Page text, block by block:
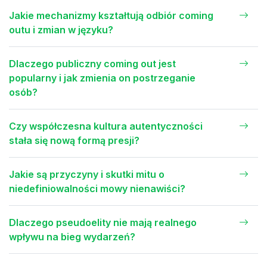
Jakie mechanizmy kształtują odbiór coming
outu i zmian w języku?
Dlaczego publiczny coming out jest
popularny i jak zmienia on postrzeganie
osób?
Czy współczesna kultura autentyczności
stała się nową formą presji?
Jakie są przyczyny i skutki mitu o
niedefiniowalności mowy nienawiści?
Dlaczego pseudoelity nie mają realnego
wpływu na bieg wydarzeń?